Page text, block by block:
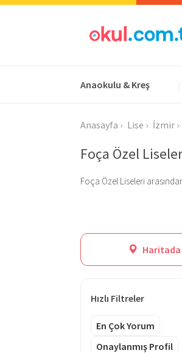
Anaokulu & Kreş
Anasayfa Lise İzmir
Foça Özel
Foça Özel Liseleri
Haritada
Hızlı Filtreler
En Çok Yorum
Onaylanmış Profil